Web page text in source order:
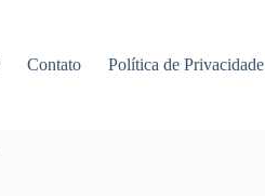
Contato Política de Privacidade